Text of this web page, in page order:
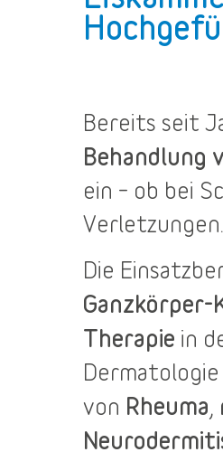
Bereits seit
Behandlung
ein – ob bei
Verletzungen.
Die
Ganzkörper-
Therapie in
von Rheuma,